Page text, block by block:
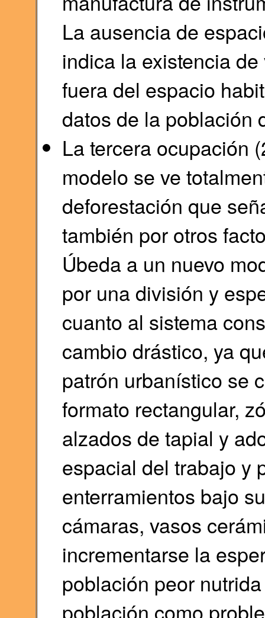
La ausencia de
indica la existencia
fuera del espacio
datos de la población
La tercera ocupación
modelo se ve
deforestación que
también por otros
Úbeda a un nuevo
por una división y
cuanto al sistema
cambio drástico, ya
patrón urbanístico se
formato rectangular,
alzados de tapial y
espacial del trabajo y
enterramientos bajo
cámaras, vasos
incrementarse la
población peor
población como